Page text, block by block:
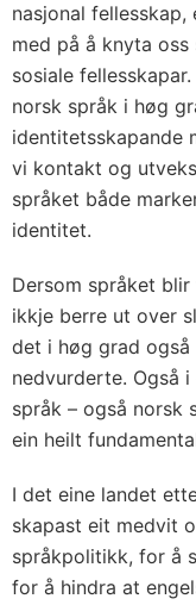
nasjonal
med på å knyta
sosiale
norsk språk i høg
identitetsskapande
vi kontakt og
språket både
identitet.
Dersom språket
ikkje berre ut over
det i høg grad
nedvurderte. Også
språk – også norsk
ein heilt
I det eine landet
skapast eit medvit
språkpolitikk, for å
for å hindra at